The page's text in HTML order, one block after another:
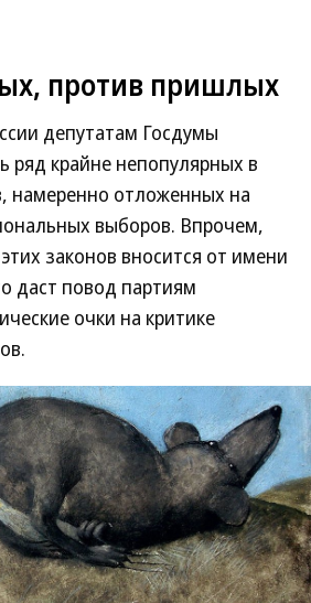
против пришлых
депутатам Госдумы
ряд крайне непопулярных в
намеренно отложенных на
выборов. Впрочем,
законов вносится от имени
даст повод партиям
очки на критике